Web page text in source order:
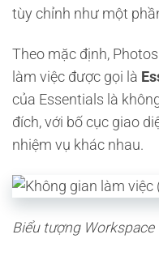
tùy chỉnh như một
Theo mặc định,
làm việc được gọi là
của Essentials là
đích, với bố cục giao
nhiệm vụ khác nhau.
Biểu tượng